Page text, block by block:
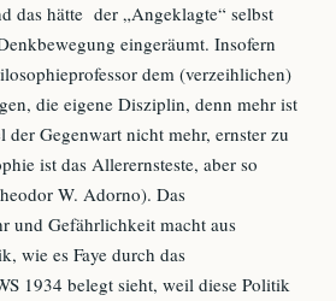
das hätte der „Angeklagte“ selbst
eingeräumt. Insofern
dem (verzeihlichen)
die eigene Disziplin, denn mehr ist
Gegenwart nicht mehr, ernster zu
ist das Allerernsteste, aber so
W. Adorno). Das
und Gefährlichkeit macht aus
wie es Faye durch das
1934 belegt sieht, weil diese Politik